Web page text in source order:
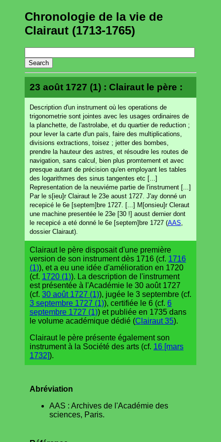
Chronologie de la vie de
Clairaut (1713-1765)
23 août 1727 (1) : Clairaut le père :
Description d'un instrument où les operations de
trigonometrie sont jointes avec les usages ordinaires de
la planchette, de l'astrolabe, et du quartier de reduction ;
pour lever la carte d'un païs, faire des multiplications,
divisions extractions, toisez ; jetter des bombes,
prendre la hauteur des astres, et résoudre les routes de
navigation, sans calcul, bien plus promtement et avec
presque autant de précision qu'en employant les tables
des logarithmes des sinus tangentes etc [...]
Representation de la neuviéme partie de l'instrument [...]
Par le s[ieu]r Clairaut le 23e aoust 1727. J'ay donné un
recepicé le 6e [septem]bre 1727. [...] M[onsieu]r Cleraut
une machine presentée le 23e [30 !] aoust dernier dont
le recepicé a eté donné le 6e [septem]bre 1727 (AAS
dossier Clairaut).
Clairaut le père disposait d'une première
version de son instrument dès 1716 (cf. 1716
(1)), et a eu une idée d'amélioration en 1720
(cf. 1720 (1)). La description de l'instrument
est présentée à l'Académie le 30 août 1727
(cf. 30 août 1727 (1)), jugée le 3 septembre (cf.
3 septembre 1727 (1)), certifiée le 6 (cf. 6
septembre 1727 (1)) et publiée en 1735 dans
le volume académique dédié (Clairaut 35).
Clairaut le père présente également son
instrument à la Société des arts (cf. 16 [mars
1732]).
Abréviation
AAS : Archives de l'Académie des
sciences, Paris.